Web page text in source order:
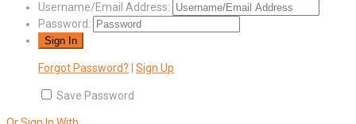
Username/Email Address:
Password:
Forgot Password? Sign Up
Save Password